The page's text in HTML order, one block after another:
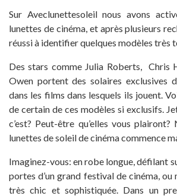
Sur Aveclunettesoleil nous avons
lunettes de cinéma, et après plusieurs
réussi à identifier quelques modèles très
Des stars comme Julia Roberts, Chris
Owen portent des solaires exclusives
dans les films dans lesquels ils jouent.
de certain de ces modèles si exclusifs.
c’est? Peut-être qu’elles vous
lunettes de soleil de cinéma commence
Imaginez-vous: en robe longue, défilant
portes d’un grand festival de cinéma, ou
très chic et sophistiquée. Dans un